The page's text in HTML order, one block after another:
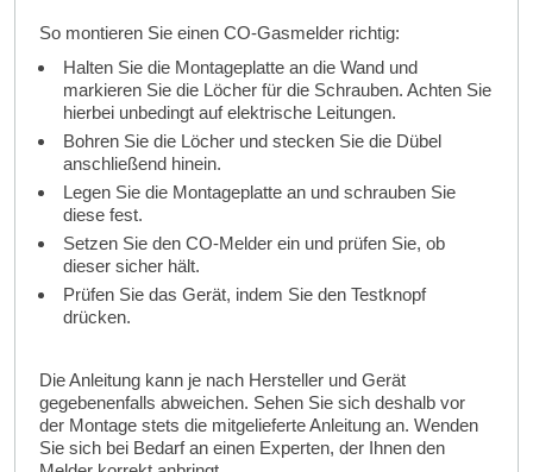
So montieren Sie einen CO-Gasmelder richtig:
Halten Sie die Montageplatte an die Wand und
markieren Sie die Löcher für die Schrauben. Achten Sie
hierbei unbedingt auf elektrische Leitungen.
Bohren Sie die Löcher und stecken Sie die Dübel
anschließend hinein.
Legen Sie die Montageplatte an und schrauben Sie
diese fest.
Setzen Sie den CO-Melder ein und prüfen Sie, ob
dieser sicher hält.
Prüfen Sie das Gerät, indem Sie den Testknopf
drücken.
Die Anleitung kann je nach Hersteller und Gerät
gegebenenfalls abweichen. Sehen Sie sich deshalb vor
der Montage stets die mitgelieferte Anleitung an. Wenden
Sie sich bei Bedarf an einen Experten, der Ihnen den